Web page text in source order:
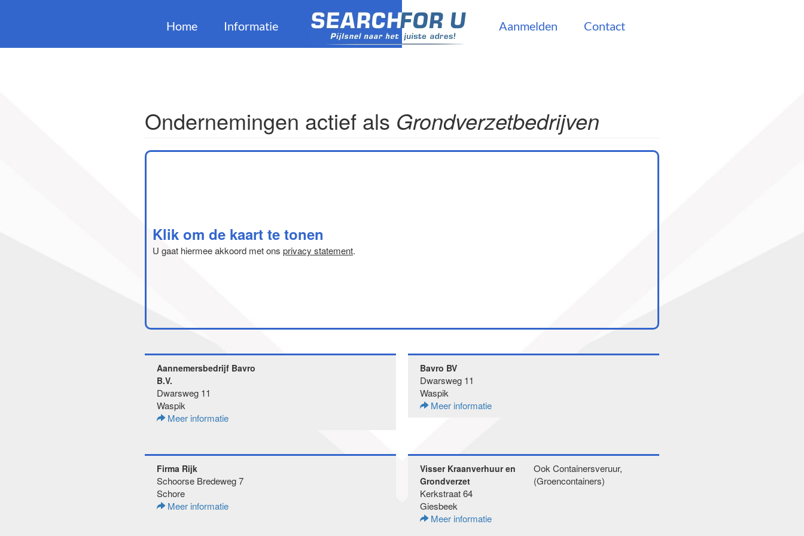
Home Informatie Aanmelden Contact
Ondernemingen actief als Grondverzetbedrijven
Klik om de kaart te tonen
U gaat hiermee akkoord met ons privacy statement.
Aannemersbedrijf Bavro
B.V.
Dwarsweg 11
Waspik
Meer informatie
Bavro BV
Dwarsweg 11
Waspik
Meer informatie
Firma Rijk
Schoorse Bredeweg 7
Schore
Meer informatie
Ook Containersveruur,
(Groencontainers)
Visser Kraanverhuur en
Grondverzet
Kerkstraat 64
Giesbeek
Meer informatie